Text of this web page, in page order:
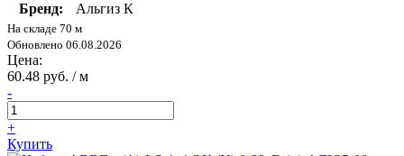
Бренд:
Альгиз К
На складе 70 м
Обновлено 06.08.2026
Цена:
60.48 руб. / м
-
+
Купить